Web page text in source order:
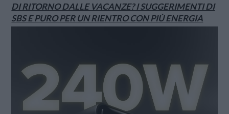
DI RITORNO DALLE VACANZE? I SUGGERIMENTI DI
SBS E PURO PER UN RIENTRO CON PIÙ ENERGIA